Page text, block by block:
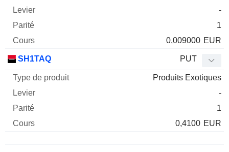
-
1
0,009000 EUR
SH1TAQ PUT
Produits Exotiques
-
1
0,4100 EUR